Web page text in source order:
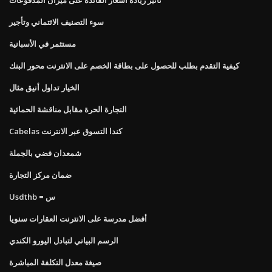
سوء التصنيف الائتماني وتأجير
مستثمر في الأسبانية
كيفية التقدم بطلب للحصول على بطاقة الخصم على الانترنت محور البنك
الخيار تداول أنيق مثال
التجارة الحرة مقابل مناقشة الحمائية
Cabelas كندا التسوق عبر الانترنت
شمعدان فضي بالجملة
ضمان مركز التجارة
Usdthb = س
أفضل مدرسة على الانترنت العقارات سنويا
الرسم البياني لتبادل اليورو الكندي
صيغة معدل التكلفة المباشرة